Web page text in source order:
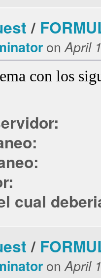
/
on April
con los
cual
/
on April